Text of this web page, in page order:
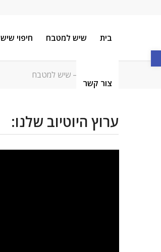
פתח סרגל נגישות
בית שיש למטבח חיפוי שיש
צור קשר
סרטוני וידאו – שיש למטבח
ערוץ היוטיוב שלנו: